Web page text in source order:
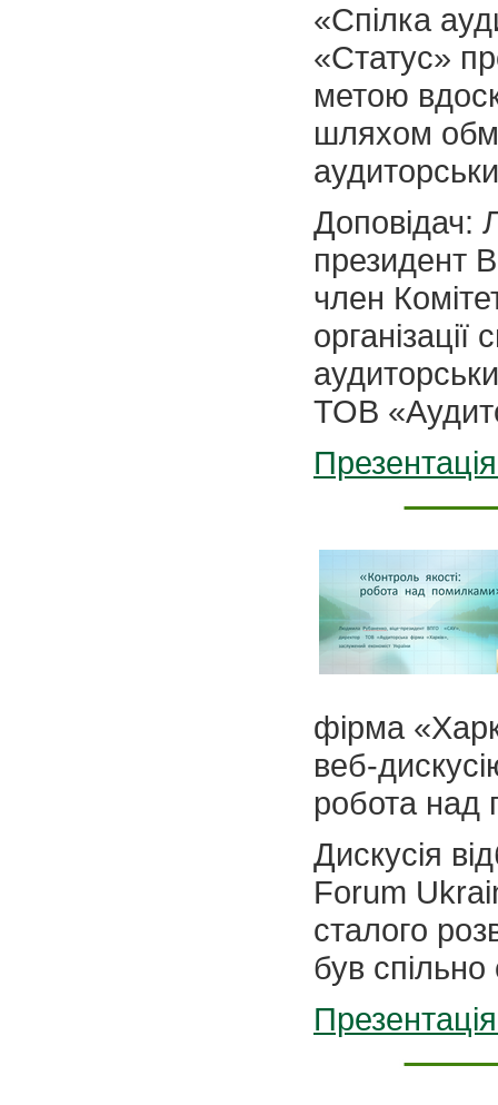
«Спілка
«Статус»
метою
шляхом
Доповідач:
президент
член
ТОВ
фірма
веб-
робота над
Дискусія
Forum
сталого
був